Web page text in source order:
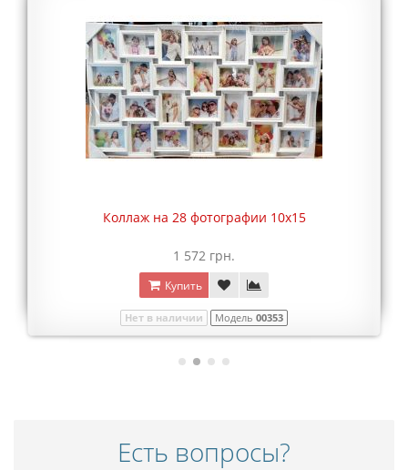
Коллаж на 28 фотографии 10х15
1 572 грн.
Купить
Нет в наличии Модель 00353
Есть вопросы?